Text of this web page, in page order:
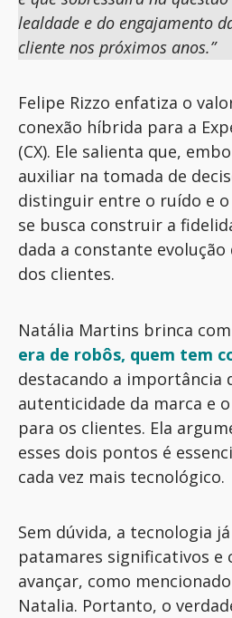
lealdade e do engajamento
cliente nos próximos anos.”
Felipe Rizzo enfatiza o
conexão híbrida para a
(CX). Ele salienta que,
auxiliar na tomada de
distinguir entre o ruído e o
se busca construir a
dada a constante evolução
dos clientes.
Natália Martins brinca
era de robôs, quem tem
destacando a importância
autenticidade da marca e
para os clientes. Ela
esses dois pontos é
cada vez mais tecnológico.
Sem dúvida, a tecnologia
patamares significativos e
avançar, como
Natalia. Portanto, o